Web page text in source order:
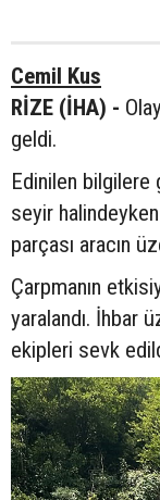
Cemil Kus
RİZE (İHA) -
geldi.
Edinilen bilgilere
seyir
parçası aracın
Çarpmanın
yaralandı. İhbar
ekipleri sevk